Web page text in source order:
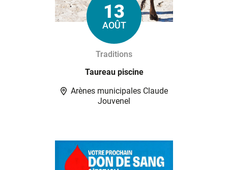
Le
13
AOÛT
Traditions
Taureau piscine
Arènes municipales Claude
Jouvenel